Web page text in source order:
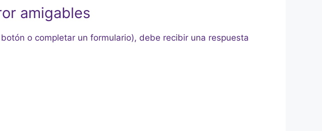
amigables
o completar un formulario), debe recibir una respuesta